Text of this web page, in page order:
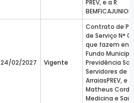
PREV, e a R
24/02/2027 Vigente
Contrato de
de Serviço N°
que fazem
Fundo
Previdência
Servidores de
ArraiasPREV, e
Matheus
Medicina e